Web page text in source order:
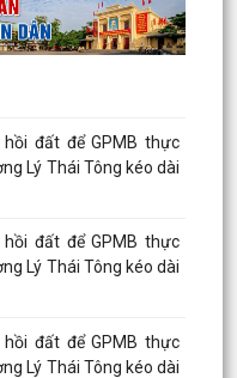
đất để GPMB thực
đất để GPMB thực
Lý Thái Tông kéo dài
đất để GPMB thực
Lý Thái Tông kéo dài
đất để GPMB thực
Lý Thái Tông kéo dài